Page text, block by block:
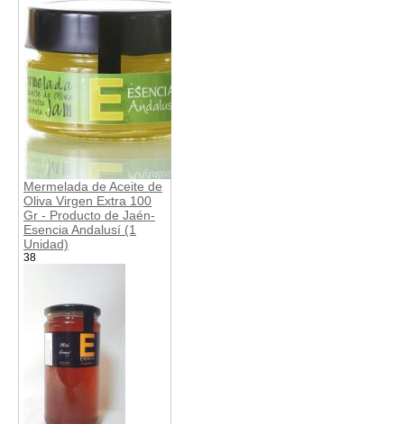
Mermelada de Aceite de
Oliva Virgen Extra 100
Gr - Producto de Jaén-
Esencia Andalusí (1
Unidad)
38